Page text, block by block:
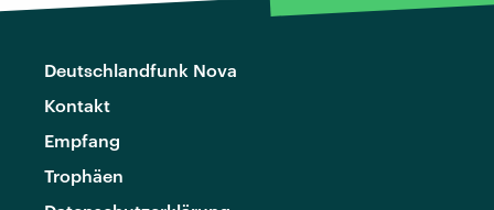
Deutschlandfunk Nova
Kontakt
Empfang
Trophäen